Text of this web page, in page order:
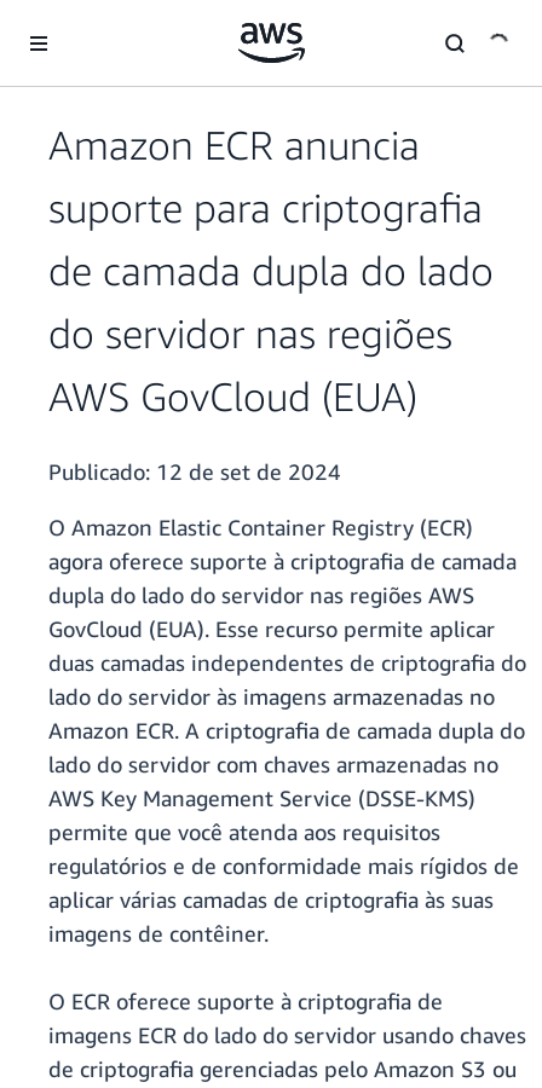
Pular para o conteúdo principal
Amazon ECR anuncia
suporte para criptografia
de camada dupla do lado
do servidor nas regiões
AWS GovCloud (EUA)
Publicado: 12 de set de 2024
O Amazon Elastic Container Registry (ECR)
agora oferece suporte à criptografia de camada
dupla do lado do servidor nas regiões AWS
GovCloud (EUA). Esse recurso permite aplicar
duas camadas independentes de criptografia do
lado do servidor às imagens armazenadas no
Amazon ECR. A criptografia de camada dupla do
lado do servidor com chaves armazenadas no
AWS Key Management Service (DSSE-KMS)
permite que você atenda aos requisitos
regulatórios e de conformidade mais rígidos de
aplicar várias camadas de criptografia às suas
imagens de contêiner.
O ECR oferece suporte à criptografia de
imagens ECR do lado do servidor usando chaves
de criptografia gerenciadas pelo Amazon S3 ou